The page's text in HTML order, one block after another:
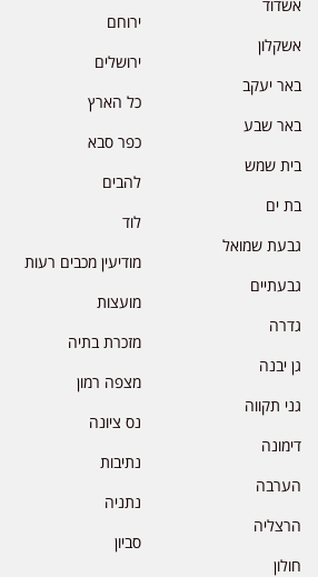
אשדוד
אשקלון
באר יעקב
באר שבע
בית שמש
בת ים
גבעת שמואל
גבעתיים
גדרה
גן יבנה
גני תקווה
דימונה
הערבה
הרצליה
חולון
ירוחם
ירושלים
כל הארץ
כפר סבא
להבים
לוד
מודיעין מכבים רעות
מועצות
מזכרת בתיה
מצפה רמון
נס ציונה
נתיבות
נתניה
סביון